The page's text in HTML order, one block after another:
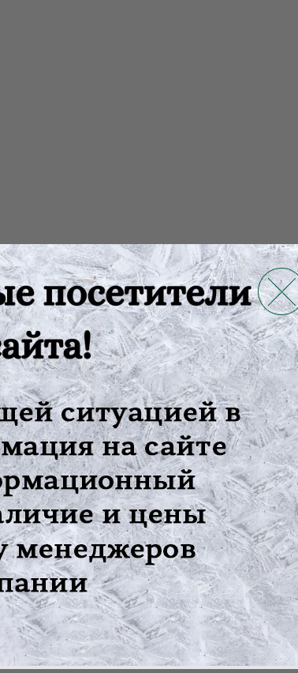
и дозирования жидкостей, их фильтрования
изготовленной из стекла.
термостойкость, прозрачность и удобство в
разных диаметров.
в тару с узким горлышком. Стерилизацию
и их смесей, а также других сыпучих матери...